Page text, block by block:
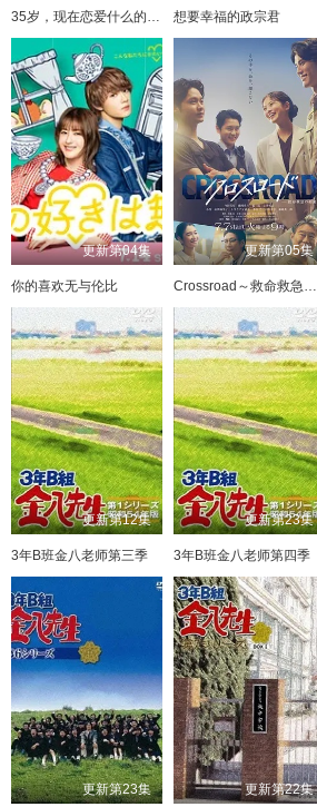
35岁，现在恋爱什么的也太不现实了 想要幸福的政宗君
更新第04集
你的喜欢无与伦比
更新第05集
Crossroad～救命救急的约定～
更新第12集
3年B班金八老师第三季
更新第23集
3年B班金八老师第四季
更新第23集 更新第22集